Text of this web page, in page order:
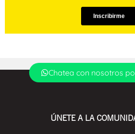
Chatea con nosotros
ÚNETE A LA